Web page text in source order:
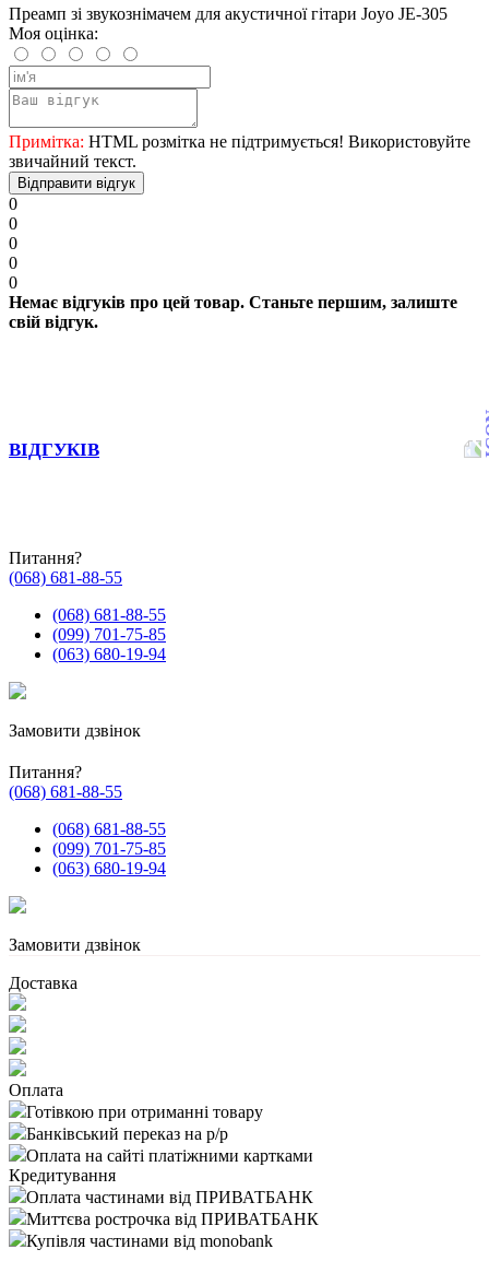
Преамп зі звукознімачем для акустичної гітари Joyo JE-305
Моя оцінка:
Примітка: HTML розмітка не підтримується! Використовуйте
звичайний текст.
Відправити відгук
0
0
0
0
0
Немає відгуків про цей товар. Станьте першим, залиште
свій відгук.
ВІДГУКІВ
Питання?
(068) 681-88-55
(068) 681-88-55
(099) 701-75-85
(063) 680-19-94
Замовити дзвінок
Питання?
(068) 681-88-55
(068) 681-88-55
(099) 701-75-85
(063) 680-19-94
Замовити дзвінок
Доставка
Оплата
Готівкою при отриманні товару
Банківський переказ на р/р
Оплата на сайті платіжними картками
Кредитування
Оплата частинами від ПРИВАТБАНК
Миттєва рострочка від ПРИВАТБАНК
Купівля частинами від monobank